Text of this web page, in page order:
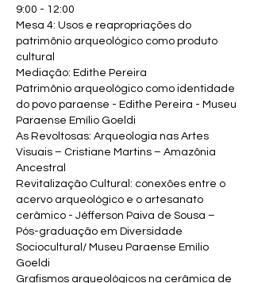
9:00 - 12:00
Mesa 4: Usos e reapropriações do
patrimônio arqueológico como produto
cultural
Mediação: Edithe Pereira
Patrimônio arqueológico como identidade
do povo paraense - Edithe Pereira - Museu
Paraense Emílio Goeldi
As Revoltosas: Arqueologia nas Artes
Visuais – Cristiane Martins – Amazônia
Ancestral
Revitalização Cultural: conexões entre o
acervo arqueológico e o artesanato
cerâmico - Jéfferson Paiva de Sousa –
Pós-graduação em Diversidade
Sociocultural/ Museu Paraense Emílio
Goeldi
Grafismos arqueológicos na cerâmica de